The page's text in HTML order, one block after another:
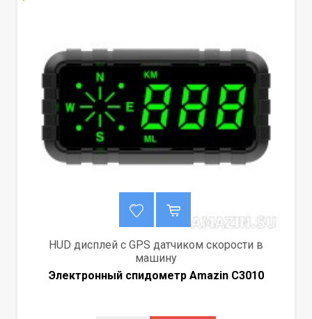
HUD дисплей с GPS датчиком скорости в
машину
Электронный спидометр Amazin C3010